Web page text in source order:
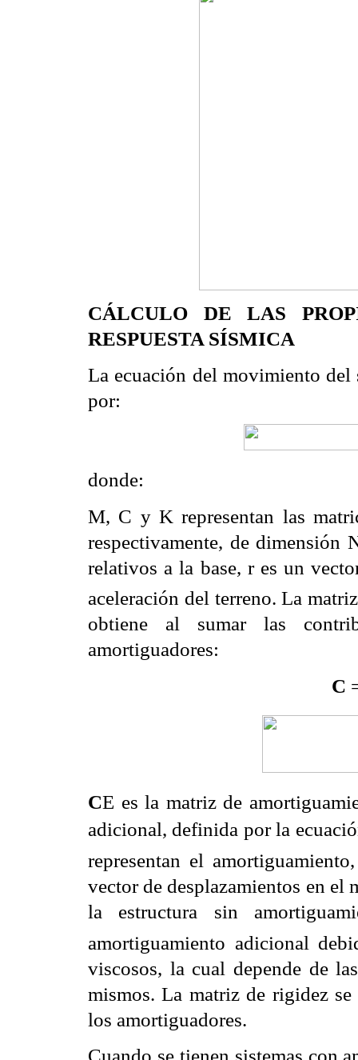
CÁLCULO DE LAS
RESPUESTA SÍSMICA
La ecuación del movimiento
por:
donde:
M, C y K representan las
respectivamente, de
relativos a la base, r es un
aceleración del terreno. La
obtiene al sumar las
amortiguadores:
C
CE es la matriz de
adicional, definida por la
representan el
vector de desplazamientos en el
la estructura sin
amortiguamiento adicional
viscosos, la cual depende de
mismos. La matriz de rigidez
los amortiguadores.
Cuando se tienen sistemas con